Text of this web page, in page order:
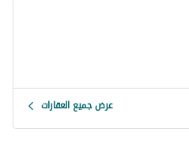
عرض جميع العقارات